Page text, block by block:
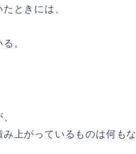
ときには、
。
上がっているものは何もな